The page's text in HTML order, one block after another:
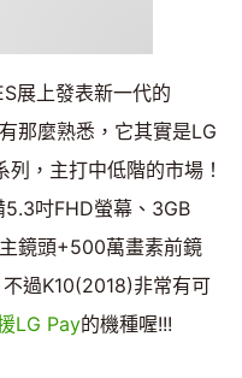
展上發表新一代的
那麼熟悉，它其實是LG
，主打中低階的市場！
吋FHD螢幕、3GB
鏡頭+500萬畫素前鏡
過K10(2018)非常有可
LG Pay的機種喔!!!